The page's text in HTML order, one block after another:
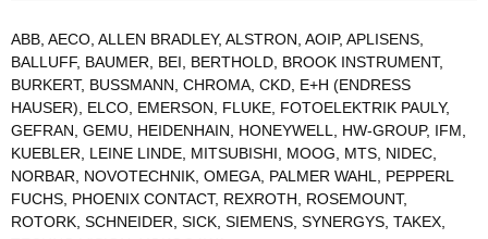
ABB AECO ALLEN BRADLEY, ALSTRON AOIP, APLISENS
BALLUFF, BAUMER BEI BERTHOLD BROOK INSTRUMENT,
BURKERT, BUSSMANN CHROMA CKD E+H (ENDRESS
HAUSER)
ELCO EMERSON FLUKE FOTOELEKTRIK PAULY,
GEFRAN GEMU HEIDENHAIN HONEYWELL HW-GROUP, IFM
KUEBLER
LEINE LINDE MITSUBISHI MOOG MTS NIDEC
NORBAR
NOVOTECHNIK OMEGA PALMER WAHL
PEPPERL
FUCHS PHOENIX CONTACT, REXROTH ROSEMOUNT,
ROTORK SCHNEIDER SICK SIEMENS SYNERGYS TAKEX